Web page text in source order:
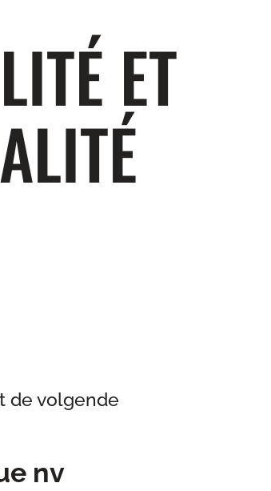
ET
de volgende
nv